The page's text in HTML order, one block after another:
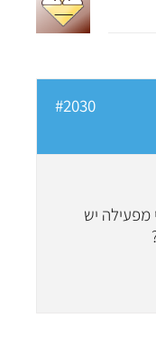
#2030
5225 . כשאני מפעילה יש